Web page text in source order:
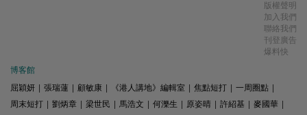
版權聲明
加入我們
聯絡我們
刊登廣告
爆料快
博客館
屈穎妍
張瑞蓮 顧敏康 《港人講地》編輯室 焦點短打 一周圈點
周末短打
劉炳章 梁世民 馬浩文 何濼生 原姿晴 許紹基 麥國華